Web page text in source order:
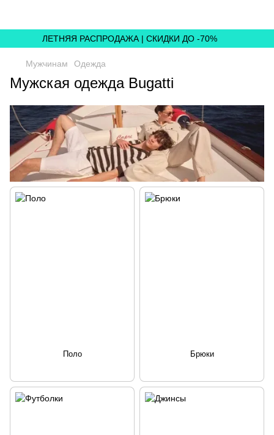
ЛЕТНЯЯ РАСПРОДАЖА | СКИДКИ ДО -70%
Мужчинам Одежда
Мужская одежда Bugatti
Поло Брюки